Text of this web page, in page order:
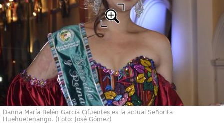
Danna María Belén García Cifuentes es la actual Señorita
Huehuetenango. (Foto: José Gómez)